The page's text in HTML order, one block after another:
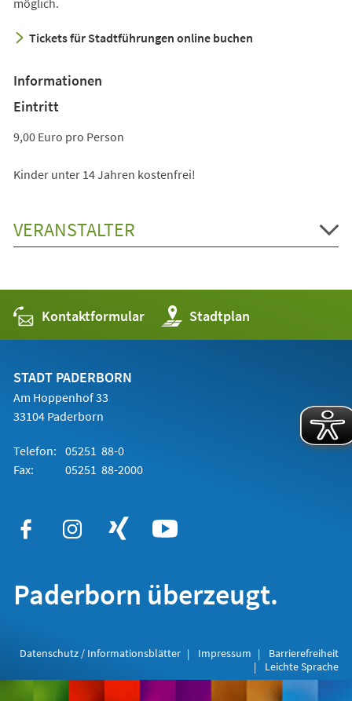
Tickets für Stadtführungen online buchen
Informationen
Eintritt
9,00 Euro pro Person
Kinder unter 14 Jahren kostenfrei!
VERANSTALTER
Kontaktformular Stadtplan
(Öffnet
in
einem
STADT PADERBORN
Am Hoppenhof 33
33104 Paderborn
Telefon: 05251 88-0
Fax:
05251 88-2000
Paderborn überzeugt.
Datenschutz / Informationsblätter Impressum
Barrierefreiheit
Leichte Sprache